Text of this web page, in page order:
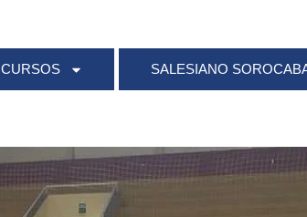
CURSOS SALESIANO